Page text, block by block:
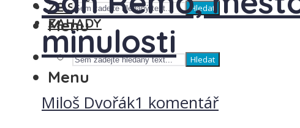
ZE SVĚTA
ZÁHADY
Hledat
Menu
Hledat
Menu
minulosti
Miloš Dvořák1 komentář